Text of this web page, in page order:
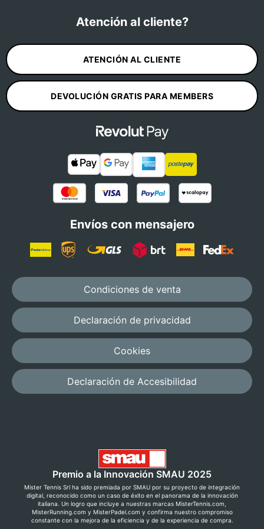
Atención al cliente?
ATENCIÓN AL CLIENTE
DEVOLUCIÓN GRATIS PARA MEMBERS
Envíos con mensajero
Condiciones de venta
Declaración de privacidad
Cookies
Declaración de Accesibilidad
Premio a la Innovación SMAU 2025
Mister Tennis Srl ha sido premiada por SMAU por su proyecto de integración
digital, reconocido como un caso de éxito en el panorama de la innovación
italiana. Un logro que incluye a nuestras marcas MisterTennis.com,
MisterRunning.com y MisterPadel.com y confirma nuestro compromiso
constante con la mejora de la eficiencia y de la experiencia de compra.